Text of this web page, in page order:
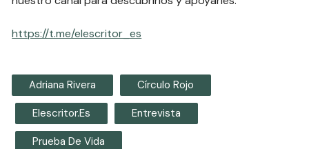
https://t.me/elescritor_es
Adriana Rivera Círculo Rojo
Elescritor.es Entrevista
Prueba De Vida